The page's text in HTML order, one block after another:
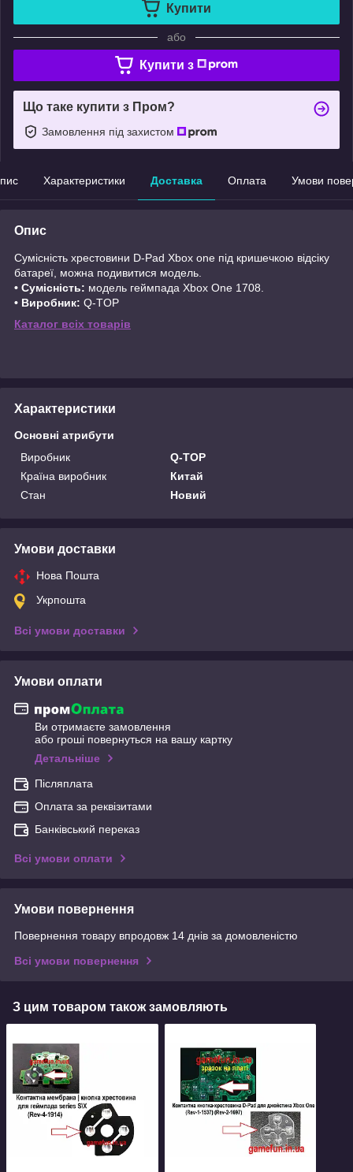
Купити
або
Купити з
Що таке купити з Пром?
Замовлення під захистом
Характеристики Доставка Оплата Умови
Опис
Сумісність хрестовини D-Pad Xbox one під кришечкою відсіку
батареї, можна подивитися модель.
• Сумісність: модель геймпада Xbox One 1708.
• Виробник: Q-TOP
Каталог всіх товарів
Характеристики
Основні атрибути
Виробник
Q-TOP
Країна виробник
Китай
Стан
Новий
Умови доставки
Нова Пошта
Укрпошта
Всі умови доставки
Умови оплати
Ви отримаєте замовлення
або гроші повернуться на вашу картку
Детальніше
Післяплата
Оплата за реквізитами
Банківський переказ
Всі умови оплати
Умови повернення
Повернення товару впродовж 14 днів за домовленістю
Всі умови повернення
З цим товаром також замовляють